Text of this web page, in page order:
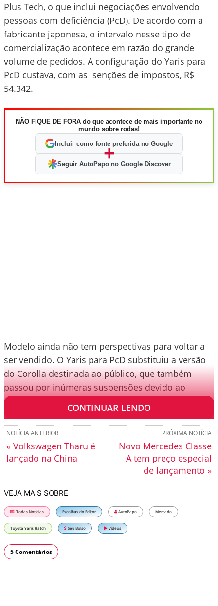
Plus Tech, o que inclui negociações envolvendo
pessoas com deficiência (PcD). De acordo com a
fabricante japonesa, o intervalo nesse tipo de
comercialização acontece em razão do grande
volume de pedidos. A configuração do Yaris para
PcD custava, com as isenções de impostos, R$
54.342.
NÃO FIQUE DE FORA do que acontece de mais importante no
mundo sobre rodas!
Incluir como fonte preferida no Google
+
Seguir AutoPapo no Google Discover
Modelo ainda não tem perspectivas para voltar a
ser vendido. O Yaris para PcD substituiu a versão
do Corolla destinada ao público, que também
passou por inúmeras suspensões devido ao
excesso de demanda.
CONTINUAR LENDO
PRÓXIMA NOTÍCIA
Novo Mercedes Classe
A tem preço especial
de lançamento »
NOTÍCIA ANTERIOR
« Volkswagen Tharu é
lançado na China
VEJA MAIS SOBRE
Todas Notícias Escolhas do Editor AutoPapo Mercado
Toyota Yaris Hatch Seu Bolso Vídeos
5 Comentários